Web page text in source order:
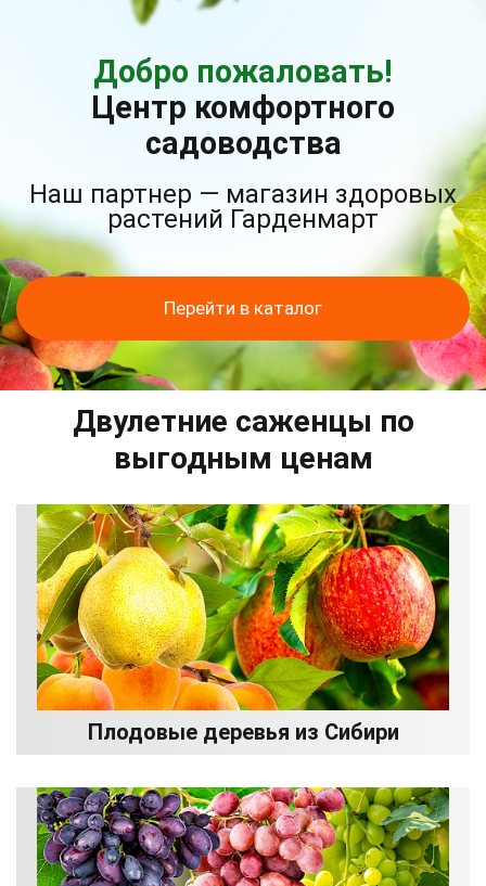
Добро пожаловать!
Центр комфортного
садоводства
Наш партнер — магазин здоровых
растений Гарденмарт
Перейти в каталог
Двулетние саженцы по
выгодным ценам
Плодовые деревья из Сибири